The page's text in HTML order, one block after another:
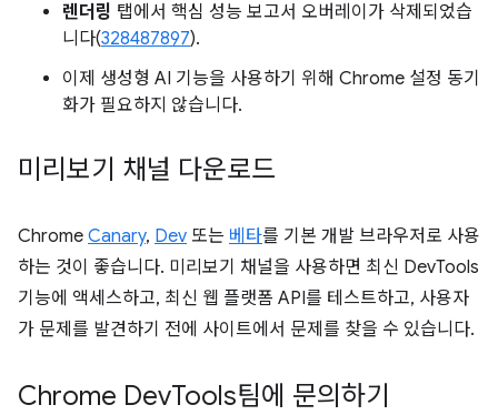
렌더링 탭에서 핵심 성능 보고서 오버레이가 삭제되었습
니다(328487897).
이제 생성형 AI 기능을 사용하기 위해 Chrome 설정 동기
화가 필요하지 않습니다.
미리보기 채널 다운로드
Chrome Canary, Dev 또는 베타를 기본 개발 브라우저로 사용
하는 것이 좋습니다. 미리보기 채널을 사용하면 최신 DevTools
기능에 액세스하고, 최신 웹 플랫폼 API를 테스트하고, 사용자
가 문제를 발견하기 전에 사이트에서 문제를 찾을 수 있습니다.
Chrome DevTools팀에 문의하기